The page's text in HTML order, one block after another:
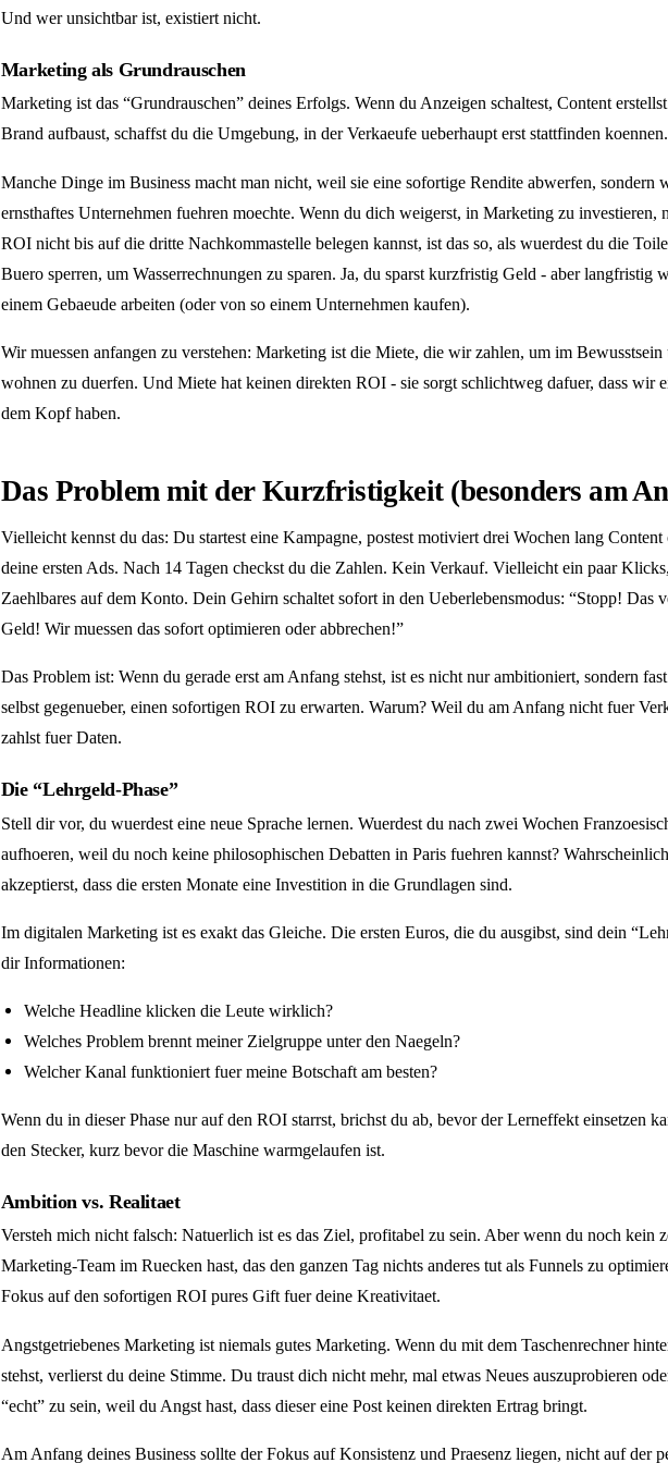
Und wer unsichtbar ist, existiert nicht.
Marketing als Grundrauschen
Marketing ist das “Grundrauschen” deines Erfolgs. Wenn du Anzeigen schaltest, Content
Brand aufbaust, schaffst du die Umgebung, in der Verkaeufe ueberhaupt erst stattfinden koennen.
Manche Dinge im Business macht man nicht, weil sie eine sofortige Rendite abwerfen, sondern
ernsthaftes Unternehmen fuehren moechte. Wenn du dich weigerst, in Marketing zu investieren,
ROI nicht bis auf die dritte Nachkommastelle belegen kannst, ist das so, als wuerdest du die
Buero sperren, um Wasserrechnungen zu sparen. Ja, du sparst kurzfristig Geld - aber langfristig
einem Gebaeude arbeiten (oder von so einem Unternehmen kaufen).
Wir muessen anfangen zu verstehen: Marketing ist die Miete, die wir zahlen, um im Bewusstsein
wohnen zu duerfen. Und Miete hat keinen direkten ROI - sie sorgt schlichtweg dafuer, dass wir
dem Kopf haben.
Das Problem mit der Kurzfristigkeit (besonders am
Vielleicht kennst du das: Du startest eine Kampagne, postest motiviert drei Wochen lang Content
deine ersten Ads. Nach 14 Tagen checkst du die Zahlen. Kein Verkauf. Vielleicht ein paar
Zaehlbares auf dem Konto. Dein Gehirn schaltet sofort in den Ueberlebensmodus: “Stopp! Das
Geld! Wir muessen das sofort optimieren oder abbrechen!”
Das Problem ist: Wenn du gerade erst am Anfang stehst, ist es nicht nur ambitioniert, sondern
selbst gegenueber, einen sofortigen ROI zu erwarten. Warum? Weil du am Anfang nicht fuer
zahlst fuer Daten.
Die “Lehrgeld-Phase”
Stell dir vor, du wuerdest eine neue Sprache lernen. Wuerdest du nach zwei Wochen
aufhoeren, weil du noch keine philosophischen Debatten in Paris fuehren kannst?
akzeptierst, dass die ersten Monate eine Investition in die Grundlagen sind.
Im digitalen Marketing ist es exakt das Gleiche. Die ersten Euros, die du ausgibst, sind dein
dir Informationen:
Welche Headline klicken die Leute wirklich?
Welches Problem brennt meiner Zielgruppe unter den Naegeln?
Welcher Kanal funktioniert fuer meine Botschaft am besten?
Wenn du in dieser Phase nur auf den ROI starrst, brichst du ab, bevor der Lerneffekt einsetzen
den Stecker, kurz bevor die Maschine warmgelaufen ist.
Ambition vs. Realitaet
Versteh mich nicht falsch: Natuerlich ist es das Ziel, profitabel zu sein. Aber wenn du noch kein
Marketing-Team im Ruecken hast, das den ganzen Tag nichts anderes tut als Funnels zu
Fokus auf den sofortigen ROI pures Gift fuer deine Kreativitaet.
Angstgetriebenes Marketing ist niemals gutes Marketing. Wenn du mit dem Taschenrechner
stehst, verlierst du deine Stimme. Du traust dich nicht mehr, mal etwas Neues auszuprobieren
“echt” zu sein, weil du Angst hast, dass dieser eine Post keinen direkten Ertrag bringt.
Am Anfang deines Business sollte der Fokus auf Konsistenz und Praesenz liegen, nicht auf der